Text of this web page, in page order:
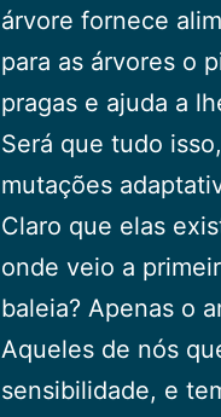
árvore fornece
para as árvores o
pragas e ajuda a
Será que tudo
mutações
Claro que elas
onde veio a
baleia? Apenas o
Aqueles de nós
sensibilidade, e